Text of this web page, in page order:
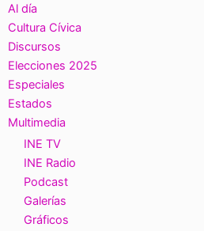
Al día
Cultura Cívica
Discursos
Elecciones 2025
Especiales
Estados
Multimedia
INE TV
INE Radio
Podcast
Galerías
Gráficos